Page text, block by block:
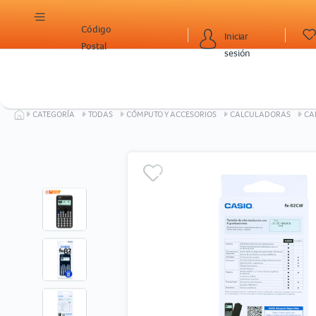
Iniciar
sesión
Código
Postal
CATEGORÍA TODAS CÓMPUTO Y ACCESORIOS CALCULADORAS